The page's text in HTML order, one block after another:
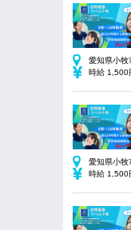
愛知県小牧
時給 1,500
愛知県小牧
時給 1,500